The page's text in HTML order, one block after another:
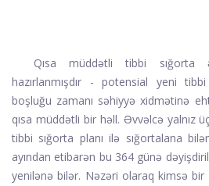
Qısa müddətli tibbi sığorta
hazırlanmışdır - potensial yeni
boşluğu zamanı səhiyyə xidmətinə
qısa müddətli bir həll. Əvvəlcə yalnız
tibbi sığorta planı ilə sığortalana
ayından etibarən bu 364 günə
yenilənə bilər. Nəzəri olaraq kimsə bir